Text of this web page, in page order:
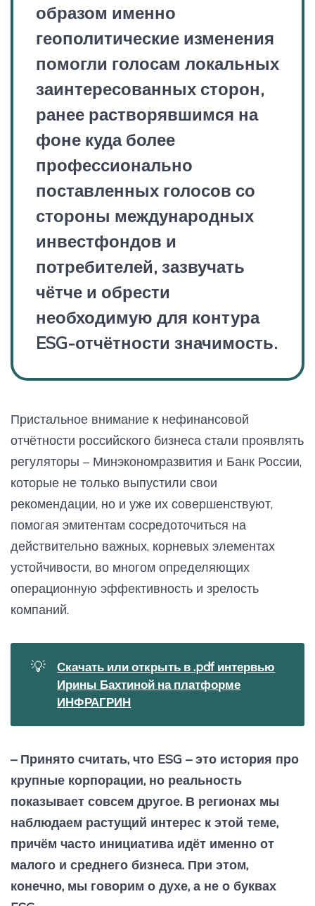
образом именно
геополитические изменения
помогли голосам локальных
заинтересованных сторон,
ранее растворявшимся на
фоне куда более
профессионально
поставленных голосов со
стороны международных
инвестфондов и
потребителей, зазвучать
чётче и обрести
необходимую для контура
ESG-отчётности значимость.
Пристальное внимание к нефинансовой
отчётности российского бизнеса стали проявлять
регуляторы – Минэкономразвития и Банк России,
которые не только выпустили свои
рекомендации, но и уже их совершенствуют,
помогая эмитентам сосредоточиться на
действительно важных, корневых элементах
устойчивости, во многом определяющих
операционную эффективность и зрелость
компаний.
💡
Скачать или открыть в .pdf интервью
Ирины Бахтиной на платформе
ИНФРАГРИН
– Принято считать, что ESG – это история про
крупные корпорации, но реальность
показывает совсем другое. В регионах мы
наблюдаем растущий интерес к этой теме,
причём часто инициатива идёт именно от
малого и среднего бизнеса. При этом,
конечно, мы говорим о духе, а не о буквах